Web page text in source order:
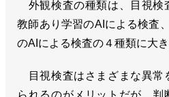
外観検査の種類は、目視検
教師あり学習のAIによる検査
のAIによる検査の４種類に大き
目視検査はさまざまな異常